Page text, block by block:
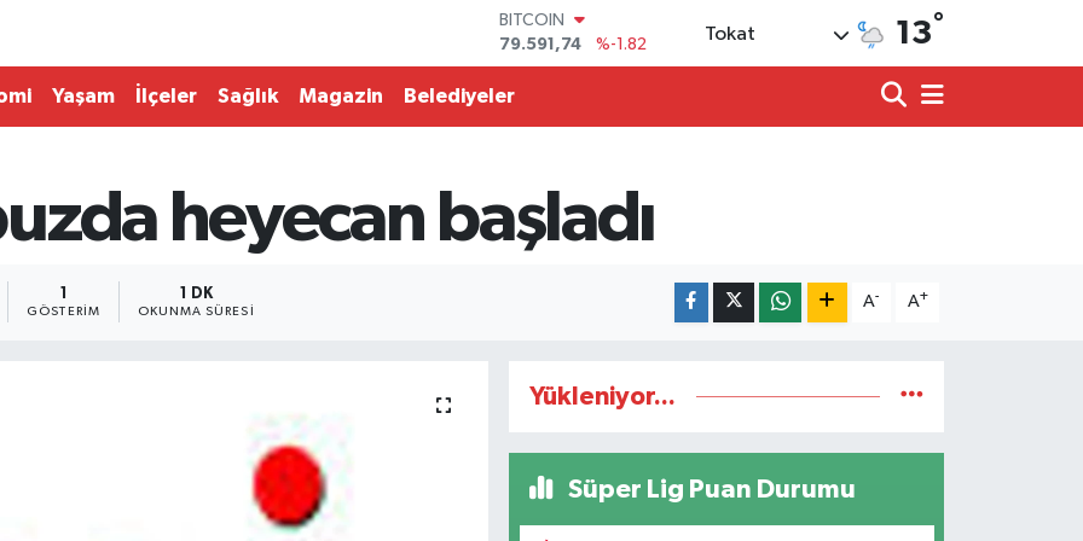
79.591,74
DOLAR
EURO
G.ALTIN
6862,09000
%0.19
BİST100
Tokat 13°
Yaşam İlçeler Sağlık Magazin Belediyeler
heyecan başladı
1
GÖSTERIM
1 DK
OKUNMA SÜRESI
A- A+
Yükleniyor...
Süper Lig Puan Durumu